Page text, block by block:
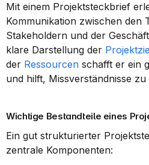
Mit einem Projektsteckbrief
Kommunikation zwischen den
Stakeholdern und der
klare Darstellung der
der Ressourcen schafft er ein
und hilft, Missverständnisse zu
Wichtige Bestandteile eines
Ein gut strukturierter
zentrale Komponenten: